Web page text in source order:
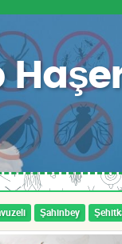
Şahinbey